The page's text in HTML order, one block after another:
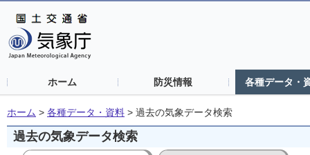
ホーム 防災情報 各種データ・
ホーム > 各種データ・資料 > 過去の気象データ検索
過去の気象データ検索